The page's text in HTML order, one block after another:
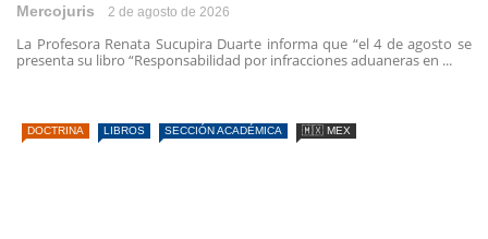
Mercojuris 2 de agosto de 2026
La Profesora Renata Sucupira Duarte informa que “el 4 de agosto se
presenta su libro “Responsabilidad por infracciones aduaneras en ...
DOCTRINA LIBROS SECCIÓN ACADÉMICA 🇲🇽 MEX